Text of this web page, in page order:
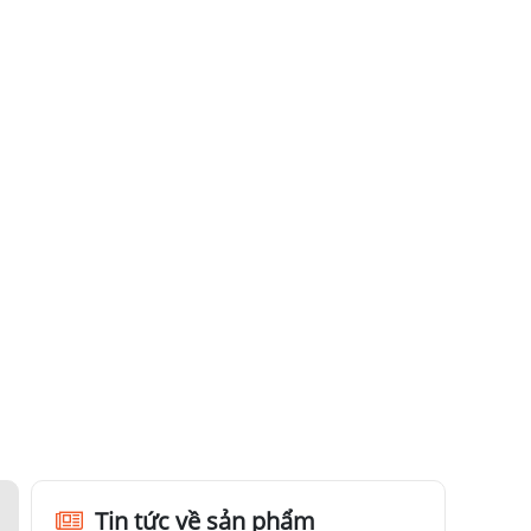
Tin tức về sản phẩm